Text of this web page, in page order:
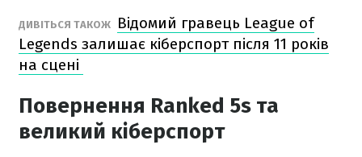
ДИВІТЬСЯ ТАКОЖ
Відомий гравець League of
Legends залишає кіберспорт після 11 років
на сцені
Повернення Ranked 5s та
великий кіберспорт